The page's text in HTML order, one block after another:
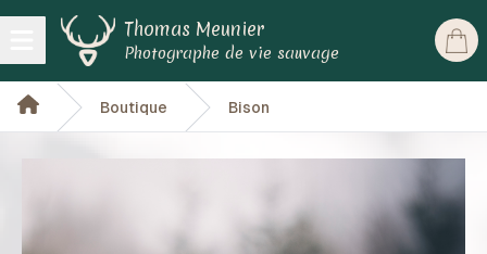
Open main menu
Thomas Meunier
Photographe de vie sauvage
Boutique Bison